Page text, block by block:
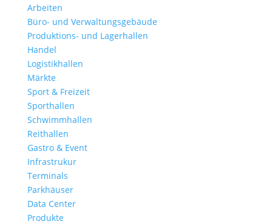
Arbeiten
Büro- und Verwaltungs­gebäude
Produktions- und Lagerhallen
Handel
Logistikhallen
Märkte
Sport & Freizeit
Sporthallen
Schwimmhallen
Reithallen
Gastro & Event
Infrastrukur
Terminals
Parkhäuser
Data Center
Produkte